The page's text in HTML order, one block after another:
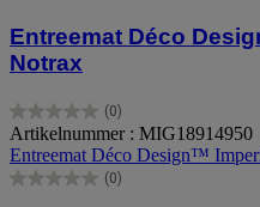
Entreemat Déco
Notrax
(0)
0.0
van
de
5
Artikelnummer : MIG18914950
Entreemat Déco Design™
(0)
0.0